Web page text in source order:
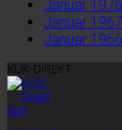
Januar 1976
Januar 1967
Januar 1966
KUK-DIREKT